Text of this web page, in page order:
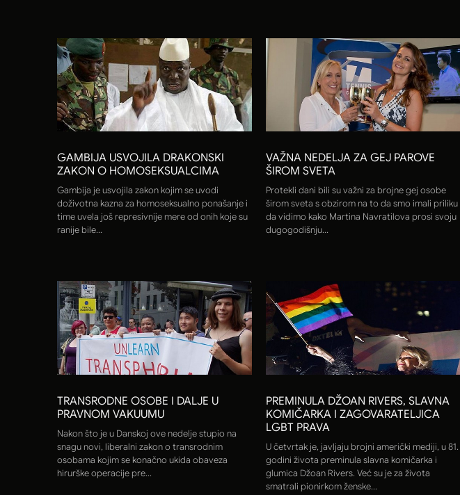
GAMBIJA USVOJILA DRAKONSKI
ZAKON O HOMOSEKSUALCIMA
Gambija je usvojila zakon kojim se uvodi
doživotna kazna za homoseksualno ponašanje i
time uvela još represivnije mere od onih koje su
ranije bile...
VAŽNA NEDELJA ZA GEJ PAROVE
ŠIROM SVETA
Protekli dani bili su važni za brojne gej osobe
širom sveta s obzirom na to da smo imali priliku
da vidimo kako Martina Navratilova prosi svoju
dugogodišnju...
TRANSRODNE OSOBE I DALJE U
PRAVNOM VAKUUMU
Nakon što je u Danskoj ove nedelje stupio na
snagu novi, liberalni zakon o transrodnim
osobama kojim se konačno ukida obaveza
hirurške operacije pre...
PREMINULA DŽOAN RIVERS, SLAVNA
KOMIČARKA I ZAGOVARATELJICA
LGBT PRAVA
U četvrtak je, javljaju brojni američki mediji, u 81.
godini života preminula slavna komičarka i
glumica Džoan Rivers. Već su je za života
smatrali pionirkom ženske...